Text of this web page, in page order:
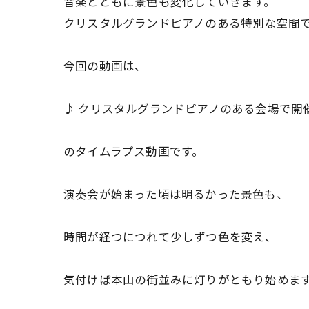
クリスタルグランドピアノのある特別な空間
今回の動画は、
♪ クリスタルグランドピアノのある会場で開
のタイムラプス動画です。
演奏会が始まった頃は明るかった景色も、
時間が経つにつれて少しずつ色を変え、
気付けば本山の街並みに灯りがともり始めます